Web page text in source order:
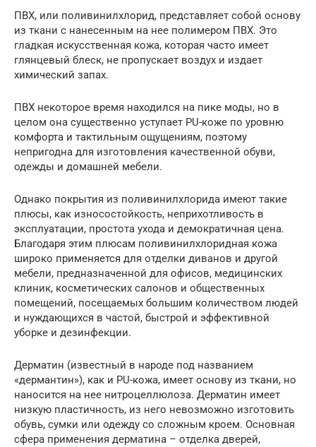
ПВХ, или поливинилхлорид, представляет собой основу
из ткани с нанесенным на нее полимером ПВХ. Это
гладкая искусственная кожа, которая часто имеет
глянцевый блеск, не пропускает воздух и издает
химический запах.
ПВХ некоторое время находился на пике моды, но в
целом она существенно уступает PU-коже по уровню
комфорта и тактильным ощущениям, поэтому
непригодна для изготовления качественной обуви,
одежды и домашней мебели.
Однако покрытия из поливинилхлорида имеют такие
плюсы, как износостойкость, неприхотливость в
эксплуатации, простота ухода и демократичная цена.
Благодаря этим плюсам поливинилхлоридная кожа
широко применяется для отделки диванов и другой
мебели, предназначенной для офисов, медицинских
клиник, косметических салонов и общественных
помещений, посещаемых большим количеством людей
и нуждающихся в частой, быстрой и эффективной
уборке и дезинфекции.
Дерматин (известный в народе под названием
«дермантин»), как и PU-кожа, имеет основу из ткани, но
наносится на нее нитроцеллюлоза. Дерматин имеет
низкую пластичность, из него невозможно изготовить
обувь, сумки или одежду со сложным кроем. Основная
сфера применения дерматина – отделка дверей,